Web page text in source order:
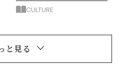
み方4CULTURE
と見る